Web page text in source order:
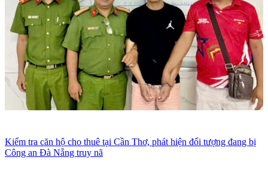
Kiểm tra căn hộ cho thuê tại Cần Thơ, phát hiện đối tượng đang bị
Công an Đà Nẵng truy nã